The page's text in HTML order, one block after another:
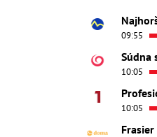
09:55
Súdna
10:05
10:05
Frasier